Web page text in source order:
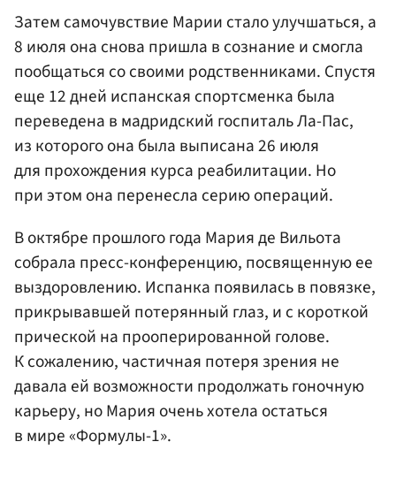
Затем самочувствие Марии стало улучшаться, а
8 июля она снова пришла в сознание и смогла
пообщаться со своими родственниками. Спустя
еще 12 дней испанская спортсменка была
переведена в мадридский госпиталь Ла-Пас,
из которого она была выписана 26 июля
для прохождения курса реабилитации. Но
при этом она перенесла серию операций.
В октябре прошлого года Мария де Вильота
собрала пресс-конференцию, посвященную ее
выздоровлению. Испанка появилась в повязке,
прикрывавшей потерянный глаз, и с короткой
прической на прооперированной голове.
К сожалению, частичная потеря зрения не
давала ей возможности продолжать гоночную
карьеру, но Мария очень хотела остаться
в мире «Формулы-1».